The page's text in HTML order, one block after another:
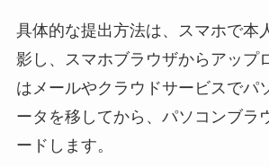
具体的な提出方法は、スマホで本
影し、スマホブラウザからアップ
はメールやクラウドサービスでパ
ータを移してから、パソコンブラ
ードします。